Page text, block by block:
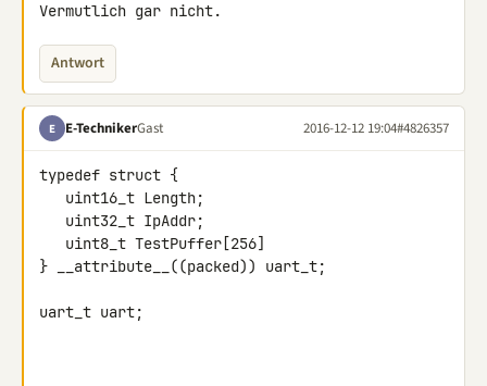
Vermutlich gar nicht.
Antwort
E E-TechnikerGast 2016-12-12 19:04#4826357
typedef struct {
} __attribute__((packed)) uart_t;
uart_t uart;